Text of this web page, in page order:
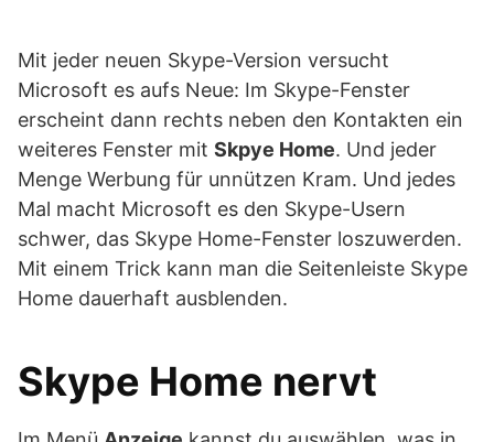
Mit jeder neuen Skype-Version versucht
Microsoft es aufs Neue: Im Skype-Fenster
erscheint dann rechts neben den Kontakten ein
weiteres Fenster mit Skpye Home. Und jeder
Menge Werbung für unnützen Kram. Und jedes
Mal macht Microsoft es den Skype-Usern
schwer, das Skype Home-Fenster loszuwerden.
Mit einem Trick kann man die Seitenleiste Skype
Home dauerhaft ausblenden.
Skype Home nervt